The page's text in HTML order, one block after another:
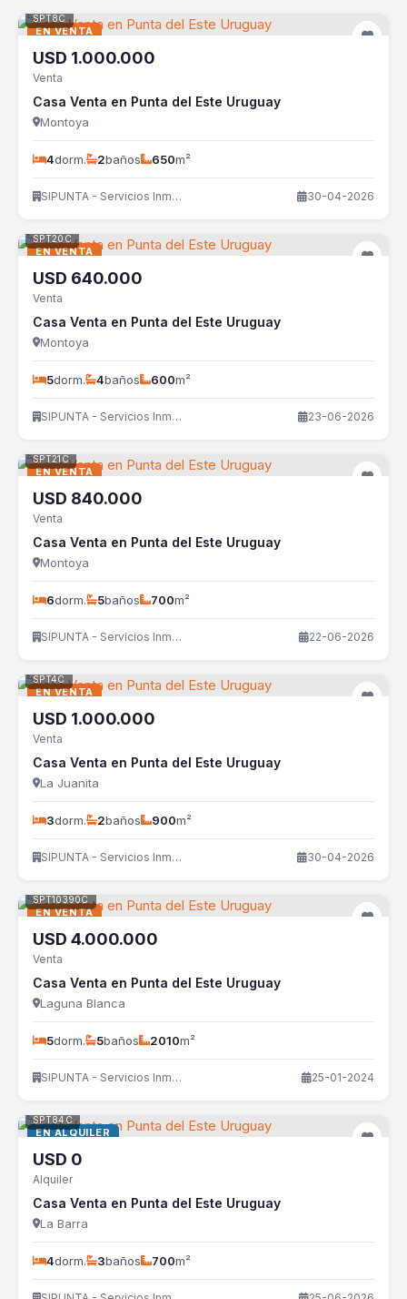
EN VENTA
SPT8C
USD 1.000.000
Venta
Casa Venta en Punta del Este Uruguay
Montoya
4dorm. 2baños 650m²
SIPUNTA - Servicios Inmobiliarios 30-04-2026
EN VENTA
SPT20C
USD 640.000
Venta
Casa Venta en Punta del Este Uruguay
Montoya
5dorm. 4baños 600m²
SIPUNTA - Servicios Inmobiliarios 23-06-2026
EN VENTA
SPT21C
USD 840.000
Venta
Casa Venta en Punta del Este Uruguay
Montoya
6dorm. 5baños 700m²
SIPUNTA - Servicios Inmobiliarios 22-06-2026
EN VENTA
SPT4C
USD 1.000.000
Venta
Casa Venta en Punta del Este Uruguay
La Juanita
3dorm. 2baños 900m²
SIPUNTA - Servicios Inmobiliarios 30-04-2026
EN VENTA
SPT10390C
USD 4.000.000
Venta
Casa Venta en Punta del Este Uruguay
Laguna Blanca
5dorm. 5baños 2010m²
SIPUNTA - Servicios Inmobiliarios 25-01-2024
EN ALQUILER
SPT84C
USD 0
Alquiler
Casa Venta en Punta del Este Uruguay
La Barra
4dorm. 3baños 700m²